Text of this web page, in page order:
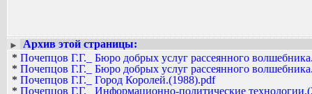
►
Архив этой страницы:
* Почепцов Г.Г._ Бюро добрых услуг рассеянного
* Почепцов Г.Г._ Бюро добрых услуг рассеянного
* Почепцов Г.Г._ Город Королей.(1988).pdf
* Почепцов Г.Г._ Информационно-политические